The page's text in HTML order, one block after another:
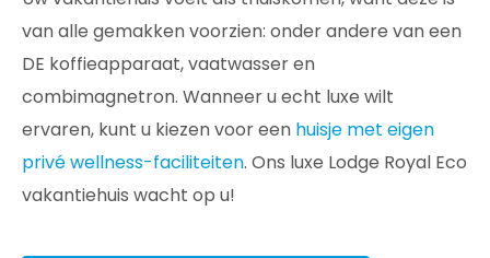
van alle gemakken voorzien: onder andere van een
DE koffieapparaat, vaatwasser en
combimagnetron. Wanneer u echt luxe wilt
ervaren, kunt u kiezen voor een huisje met eigen
privé wellness-faciliteiten. Ons luxe Lodge Royal Eco
vakantiehuis wacht op u!